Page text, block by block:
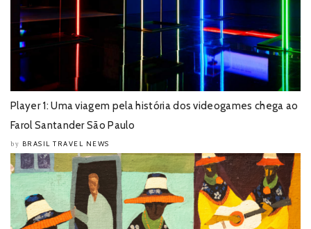
Player 1: Uma viagem pela história dos videogames chega ao
Farol Santander São Paulo
by BRASIL TRAVEL NEWS